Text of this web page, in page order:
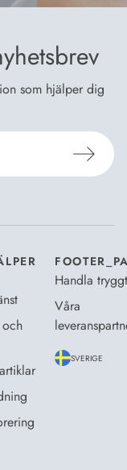
som hjälper dig
Handla tryggt
Våra
SVERIGE